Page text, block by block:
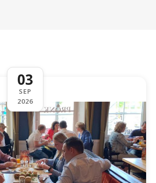
03
SEP
2026